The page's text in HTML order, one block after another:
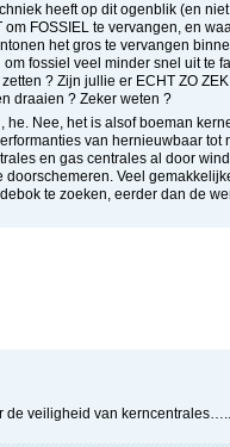
heeft op dit ogenblik (en
om FOSSIEL te vervangen, en
het gros te vervangen
fossiel veel minder snel uit te
? Zijn jullie er ECHT ZO
draaien ? Zeker weten ?
he. Nee, het is alsof boeman
van hernieuwbaar tot
en gas centrales al door
Veel
te zoeken, eerder dan de
de veiligheid van kerncentrales…..